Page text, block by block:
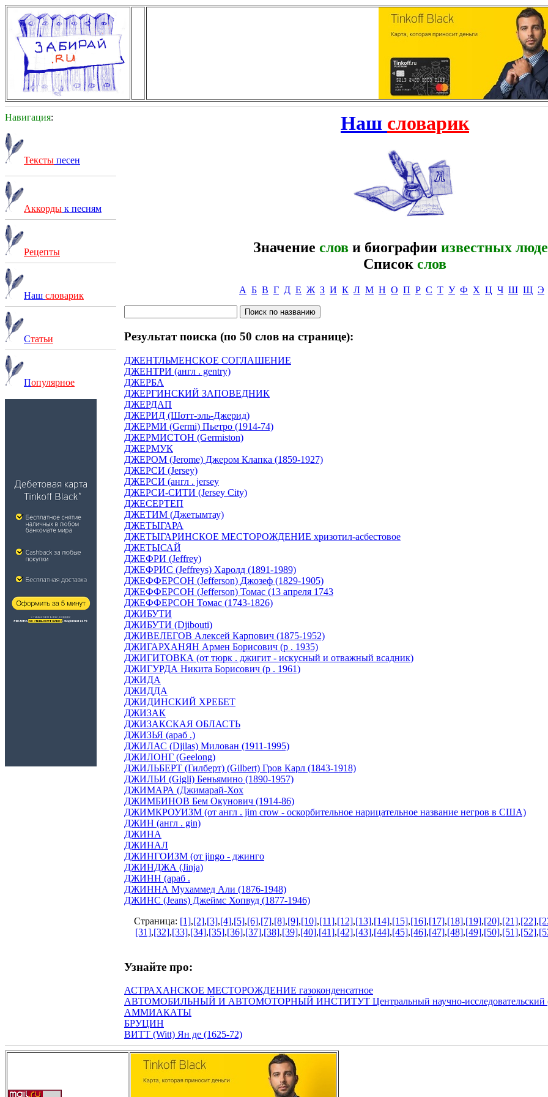
Навигация:
Тексты песен
Аккорды к песням
Рецепты
Наш словарик
Статьи
Популярное
Наш словарик
Значение слов и биографии известных
Список слов
А Б В Г Д Е Ж З И К Л М Н О П Р С Т У Ф Х Ц Ч Ш Щ Э
Результат поиска (по 50 слов на странице):
ДЖЕНТЛЬМЕНСКОЕ СОГЛАШЕНИЕ
ДЖЕНТРИ (англ . gentry)
ДЖЕРБА
ДЖЕРГИНСКИЙ ЗАПОВЕДНИК
ДЖЕРДАП
ДЖЕРИД (Шотт-эль-Джерид)
ДЖЕРМИ (Germi) Пьетро (1914-74)
ДЖЕРМИСТОН (Germiston)
ДЖЕРМУК
ДЖЕРОМ (Jerome) Джером Клапка (1859-1927)
ДЖЕРСИ (Jersey)
ДЖЕРСИ (англ . jersey
ДЖЕРСИ-СИТИ (Jersey City)
ДЖЕСЕРТЕП
ДЖЕТИМ (Джетымтау)
ДЖЕТЫГАРА
ДЖЕТЫГАРИНСКОЕ МЕСТОРОЖДЕНИЕ хризотил-асбестовое
ДЖЕТЫСАЙ
ДЖЕФРИ (Jeffrey)
ДЖЕФРИС (Jeffreys) Харолд (1891-1989)
ДЖЕФФЕРСОН (Jefferson) Джозеф (1829-1905)
ДЖЕФФЕРСОН (Jefferson) Томас (13 апреля 1743
ДЖЕФФЕРСОН Томас (1743-1826)
ДЖИБУТИ
ДЖИБУТИ (Djibouti)
ДЖИВЕЛЕГОВ Алексей Карпович (1875-1952)
ДЖИГАРХАНЯН Армен Борисович (р . 1935)
ДЖИГИТОВКА (от тюрк . джигит - искусный и отважный всадник)
ДЖИГУРДА Никита Борисович (р . 1961)
ДЖИДА
ДЖИДДА
ДЖИДИНСКИЙ ХРЕБЕТ
ДЖИЗАК
ДЖИЗАКСКАЯ ОБЛАСТЬ
ДЖИЗЬЯ (араб .)
ДЖИЛАС (Djilas) Милован (1911-1995)
ДЖИЛОНГ (Geelong)
ДЖИЛЬБЕРТ (Гилберт) (Gilbert) Гров Карл (1843-1918)
ДЖИЛЬИ (Gigli) Беньямино (1890-1957)
ДЖИМАРА (Джимарай-Хох
ДЖИМБИНОВ Бем Окунович (1914-86)
ДЖИМКРОУИЗМ (от англ . jim crow - оскорбительное нарицательное название негров в США)
ДЖИН (англ . gin)
ДЖИНА
ДЖИНАЛ
ДЖИНГОИЗМ (от jingo - джинго
ДЖИНДЖА (Jinja)
ДЖИНН (араб .
ДЖИННА Мухаммед Али (1876-1948)
ДЖИНС (Jeans) Джеймс Хопвуд (1877-1946)
Страница: [1],[2],[3],[4],[5],[6],[7],[8],[9],[10],[11],[12],[13],[14],[15],[16],[17],[18],[19],[20],[21],[22],
[31],[32],[33],[34],[35],[36],[37],[38],[39],[40],[41],[42],[43],[44],[45],[46],[47],[48],[49],[50],[51],[52],
Узнайте про:
АСТРАХАНСКОЕ МЕСТОРОЖДЕНИЕ газоконденсатное
АВТОМОБИЛЬНЫЙ И АВТОМОТОРНЫЙ ИНСТИТУТ Центральный научно-
АММИАКАТЫ
БРУЦИН
ВИТТ (Witt) Ян де (1625-72)